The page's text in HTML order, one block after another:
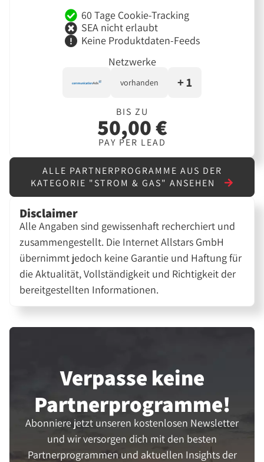
60 Tage Cookie-Tracking
SEA nicht erlaubt
Keine Produktdaten-Feeds
Netzwerke
vorhanden + 1
BIS ZU
50,00 €
PAY PER LEAD
ALLE PARTNERPROGRAMME AUS DER
KATEGORIE "STROM & GAS" ANSEHEN
Disclaimer
Alle Angaben sind gewissenhaft recherchiert und
zusammengestellt. Die Internet Allstars GmbH
übernimmt jedoch keine Garantie und Haftung für
die Aktualität, Vollständigkeit und Richtigkeit der
bereitgestellten Informationen.
Verpasse keine
Partner­programme!
Abonniere jetzt unseren kostenlosen Newsletter
und wir versorgen dich mit den besten
Partnerprogrammen und aktuellen Insights der